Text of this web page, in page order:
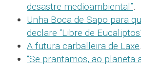
desastre medioambiental”
Unha Boca de Sapo para
declare “Libre de
A futura carballeira de Laxe
“Se prantamos, ao planeta